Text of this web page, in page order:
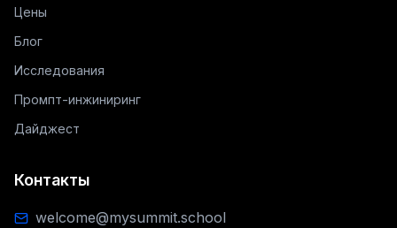
Цены
Блог
Исследования
Промпт-инжиниринг
Дайджест
Контакты
welcome@mysummit.school